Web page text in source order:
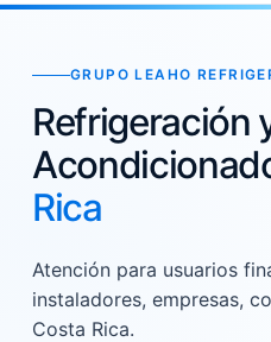
GRUPO LEAHO
Refrigeración
Rica
Atención para usuarios
instaladores, empresas,
Costa Rica.